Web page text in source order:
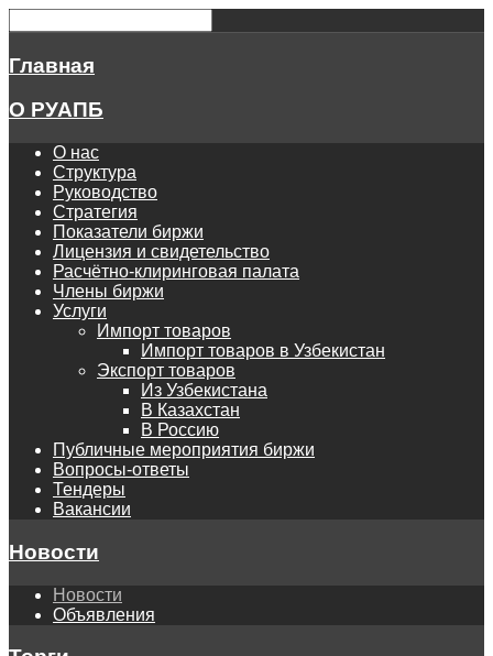
Главная
О РУАПБ
О нас
Структура
Руководство
Стратегия
Показатели биржи
Лицензия и свидетельство
Расчётно-клиринговая палата
Члены биржи
Услуги
Импорт товаров
Импорт товаров в Узбекистан
Экспорт товаров
Из Узбекистана
В Казахстан
В Россию
Публичные мероприятия биржи
Вопросы-ответы
Тендеры
Вакансии
Новости
Новости
Объявления